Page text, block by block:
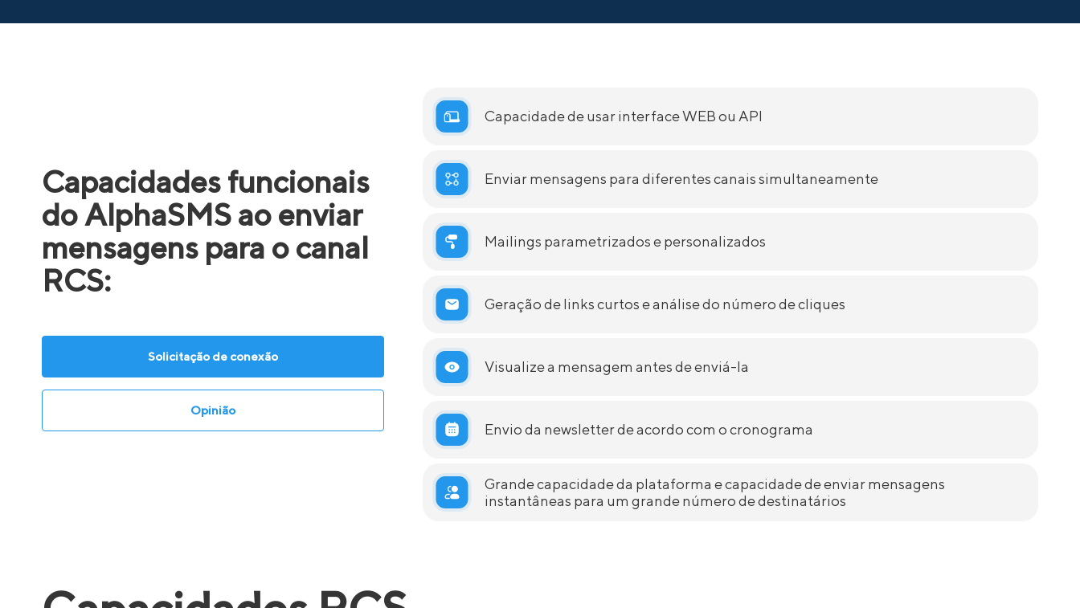
Capacidades funcionais
do AlphaSMS ao enviar
mensagens para o canal
RCS:
Solicitação de conexão
Opinião
Capacidade de usar interface WEB ou API
Enviar mensagens para diferentes canais simultaneamente
Mailings parametrizados e personalizados
Geração de links curtos e análise do número de cliques
Visualize a mensagem antes de enviá-la
Envio da newsletter de acordo com o cronograma
Grande capacidade da plataforma e capacidade de enviar mensagens
instantâneas para um grande número de destinatários